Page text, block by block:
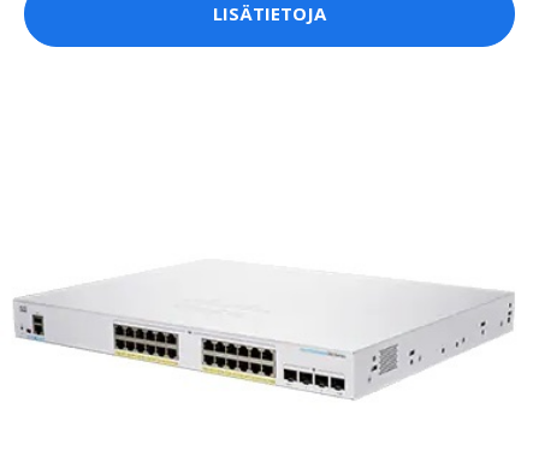
LISÄTIETOJA